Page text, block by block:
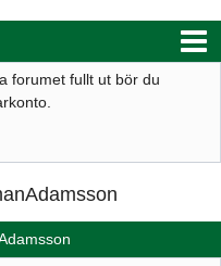
forumet fullt ut bör du